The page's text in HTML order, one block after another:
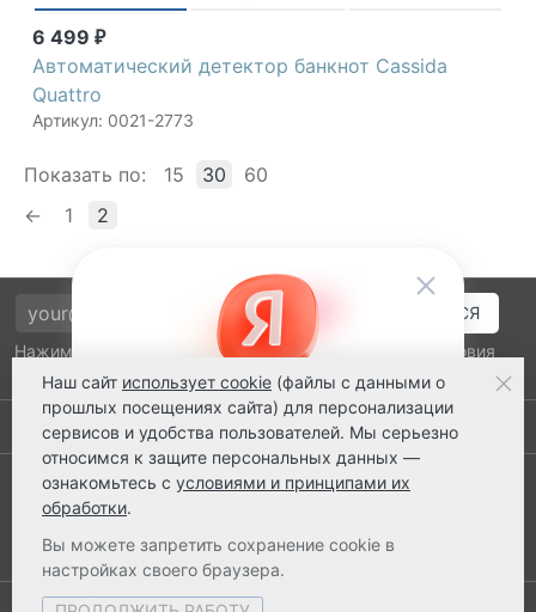
6 499 ₽
Автоматический детектор банкнот Cassida
Quattro
Артикул: 0021-2773
Показать по: 15 30
60
←
1 2
Нажимая на кнопку подтверждения, я принимаю условия
политики обработки персональных данных
Выполнено заказов: 52530
8 800 2018-054
Наш сайт использует cookie (файлы с данными о
прошлых посещениях сайта) для персонализации
сервисов и удобства пользователей. Мы серьезно
относимся к защите персональных данных —
ознакомьтесь с условиями и принципами их
обработки.
Вы можете запретить сохранение cookie в
настройках своего браузера.